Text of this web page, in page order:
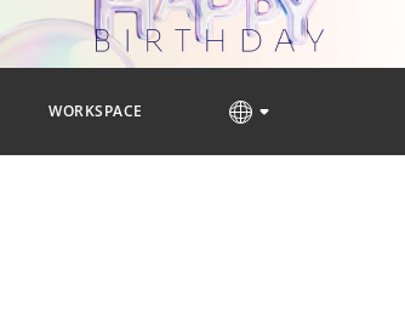
WORKSPACE